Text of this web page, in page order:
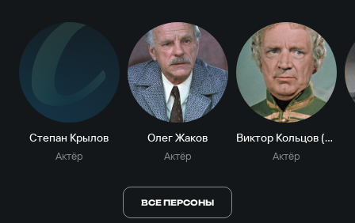
С
Степан Крылов
Актёр
Олег Жаков
Актёр
Виктор Кольцов (Кутаков)
Актёр
ВСЕ ПЕРСОНЫ